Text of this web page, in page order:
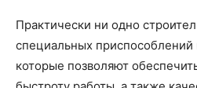
Практически ни одно
специальных приспособлений
которые позволяют